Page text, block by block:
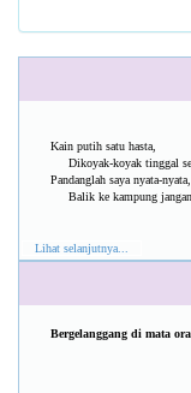
Kain putih satu hasta,
Dikoyak-koyak tinggal
Pandanglah saya nyata-nyata,
Balik ke kampung jangan
Lihat selanjutnya...
Bergelanggang di mata